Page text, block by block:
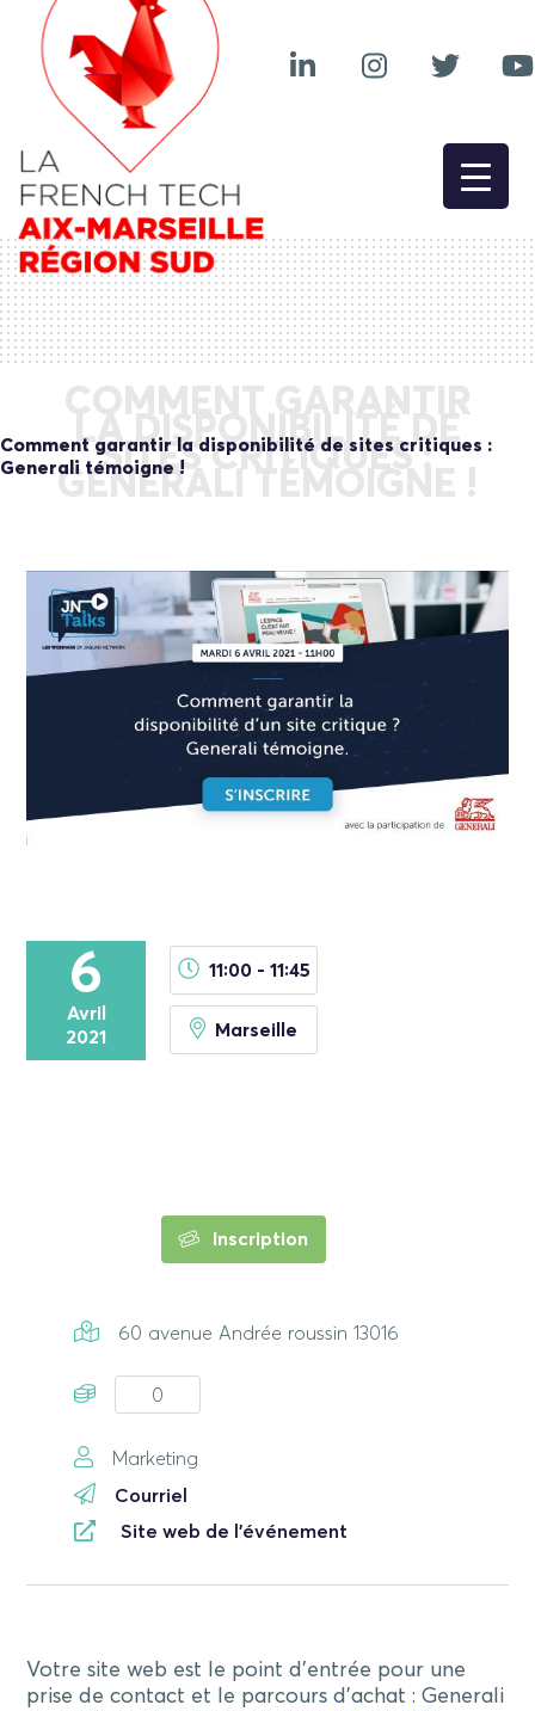
COMMENT GARANTIR
LA DISPONIBILITÉ DE
SITES CRITIQUES :
GENERALI TÉMOIGNE !
Comment garantir la disponibilité de sites critiques :
Generali témoigne !
6
Avril
2021
11:00 - 11:45
Marseille
Inscription
60 avenue Andrée roussin 13016
0
Marketing
Courriel
Site web de l'événement
Votre site web est le point d’entrée pour une
prise de contact et le parcours d’achat : Generali